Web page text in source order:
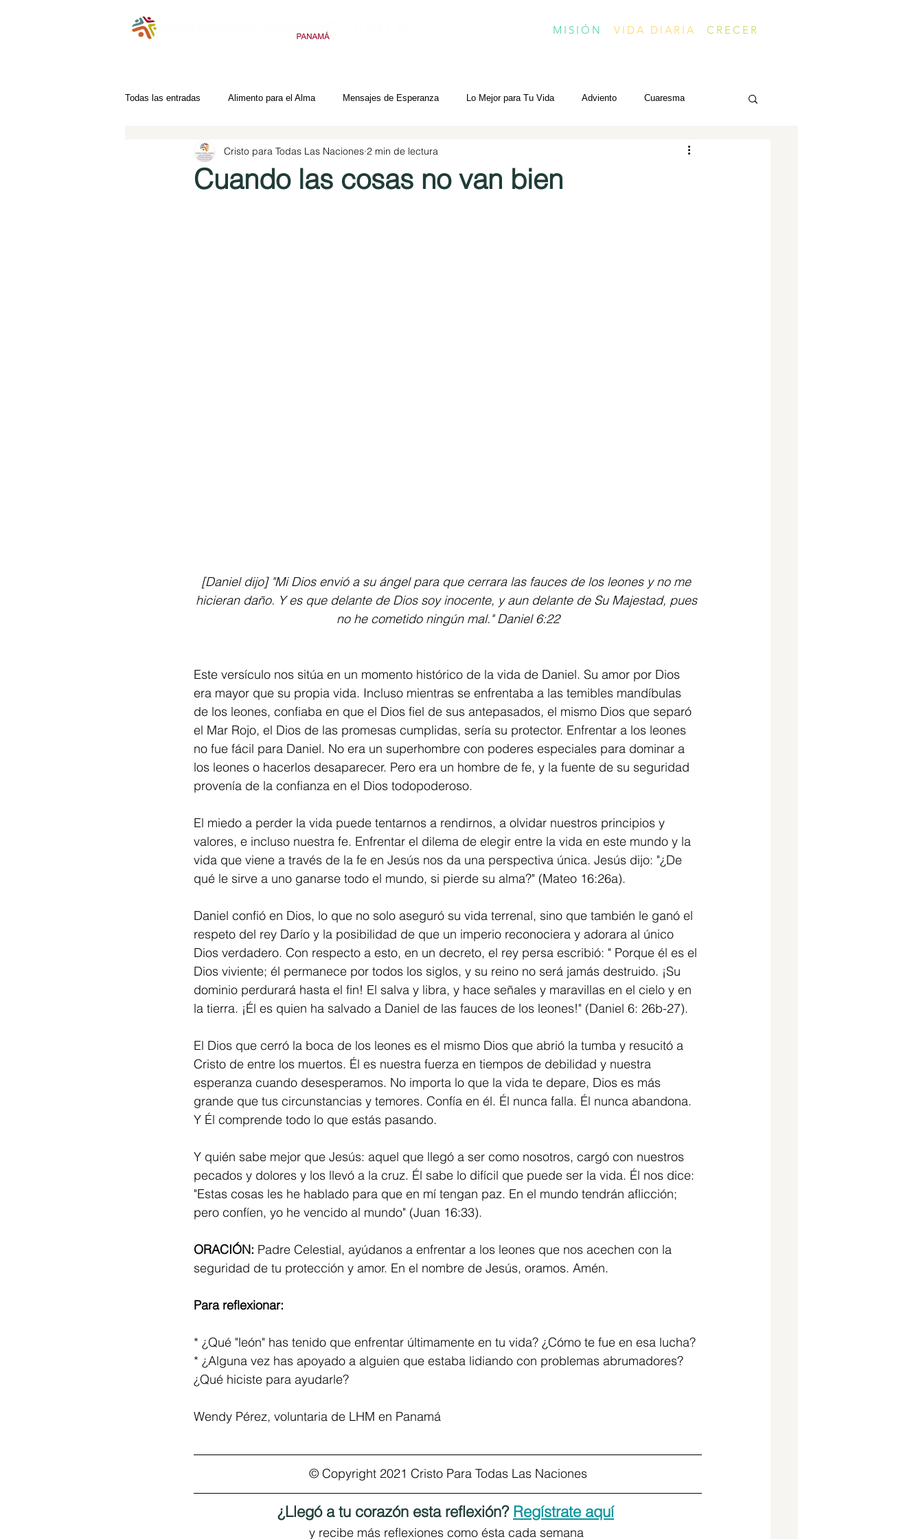
MISIÓN VIDA DIARIA CRECER
Todas las entradas Alimento para el Alma Mensajes de Esperanza Lo Mejor para Tu Vida Adviento Cuaresma
Cuando las cosas no van bien
Cristo para Todas Las Naciones 2 min de lectura
[Daniel dijo] "Mi Dios envió a su ángel para que cerrara las fauces de los leones y no me
hicieran daño. Y es que delante de Dios soy inocente, y aun delante de Su Majestad, pues
no he cometido ningún mal." Daniel 6:22
Este versículo nos sitúa en un momento histórico de la vida de Daniel. Su amor por Dios
era mayor que su propia vida. Incluso mientras se enfrentaba a las temibles mandíbulas
de los leones, confiaba en que el Dios fiel de sus antepasados, el mismo Dios que separó
el Mar Rojo, el Dios de las promesas cumplidas, sería su protector. Enfrentar a los leones
no fue fácil para Daniel. No era un superhombre con poderes especiales para dominar a
los leones o hacerlos desaparecer. Pero era un hombre de fe, y la fuente de su seguridad
provenía de la confianza en el Dios todopoderoso.
El miedo a perder la vida puede tentarnos a rendirnos, a olvidar nuestros principios y
valores, e incluso nuestra fe. Enfrentar el dilema de elegir entre la vida en este mundo y la
vida que viene a través de la fe en Jesús nos da una perspectiva única. Jesús dijo: "¿De
qué le sirve a uno ganarse todo el mundo, si pierde su alma?" (Mateo 16:26a).
Daniel confió en Dios, lo que no solo aseguró su vida terrenal, sino que también le ganó el
respeto del rey Darío y la posibilidad de que un imperio reconociera y adorara al único
Dios verdadero. Con respecto a esto, en un decreto, el rey persa escribió: " Porque él es el
Dios viviente; él permanece por todos los siglos, y su reino no será jamás destruido. ¡Su
dominio perdurará hasta el fin! El salva y libra, y hace señales y maravillas en el cielo y en
la tierra. ¡Él es quien ha salvado a Daniel de las fauces de los leones!" (Daniel 6: 26b-27).
El Dios que cerró la boca de los leones es el mismo Dios que abrió la tumba y resucitó a
Cristo de entre los muertos. Él es nuestra fuerza en tiempos de debilidad y nuestra
esperanza cuando desesperamos. No importa lo que la vida te depare, Dios es más
grande que tus circunstancias y temores. Confía en él. Él nunca falla. Él nunca abandona.
Y Él comprende todo lo que estás pasando.
Y quién sabe mejor que Jesús: aquel que llegó a ser como nosotros, cargó con nuestros
pecados y dolores y los llevó a la cruz. Él sabe lo difícil que puede ser la vida. Él nos dice:
"Estas cosas les he hablado para que en mí tengan paz. En el mundo tendrán aflicción;
pero confíen, yo he vencido al mundo" (Juan 16:33).
ORACIÓN: Padre Celestial, ayúdanos a enfrentar a los leones que nos acechen con la
seguridad de tu protección y amor. En el nombre de Jesús, oramos. Amén.
Para reflexionar:
* ¿Qué "león" has tenido que enfrentar últimamente en tu vida? ¿Cómo te fue en esa lucha?
* ¿Alguna vez has apoyado a alguien que estaba lidiando con problemas abrumadores?
¿Qué hiciste para ayudarle?
Wendy Pérez, voluntaria de LHM en Panamá
© Copyright 2021 Cristo Para Todas Las Naciones
¿Llegó a tu corazón esta reflexión? Regístrate aquí
y recibe más reflexiones como ésta cada semana